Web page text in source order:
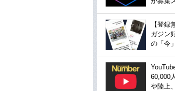
【登録
ガジン
の「今
60,000
や陸上